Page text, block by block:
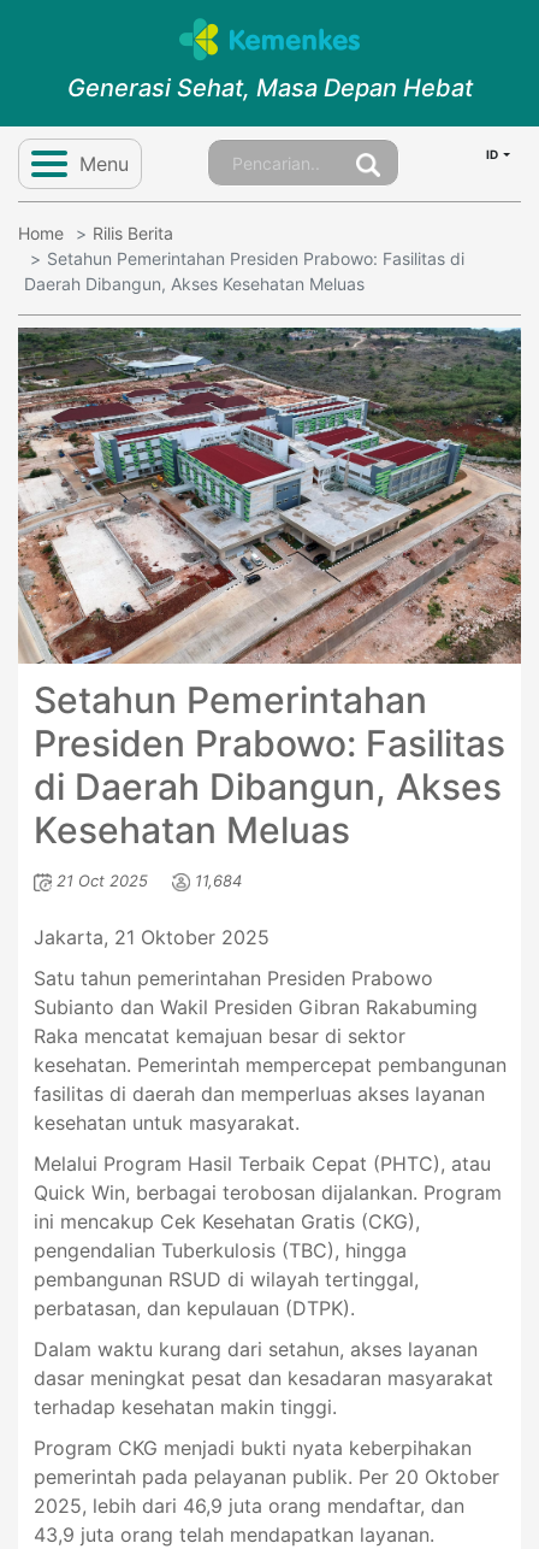
Generasi Sehat, Masa Depan Hebat
Menu ID
Home
Rilis Berita
Setahun Pemerintahan Presiden Prabowo: Fasilitas di
Daerah Dibangun, Akses Kesehatan Meluas
Setahun Pemerintahan
Presiden Prabowo: Fasilitas
di Daerah Dibangun, Akses
Kesehatan Meluas
21 Oct 2025 11,684
Jakarta, 21 Oktober 2025
Satu tahun pemerintahan Presiden Prabowo
Subianto dan Wakil Presiden Gibran Rakabuming
Raka mencatat kemajuan besar di sektor
kesehatan. Pemerintah mempercepat pembangunan
fasilitas di daerah dan memperluas akses layanan
kesehatan untuk masyarakat.
Melalui Program Hasil Terbaik Cepat (PHTC), atau
Quick Win, berbagai terobosan dijalankan. Program
ini mencakup Cek Kesehatan Gratis (CKG),
pengendalian Tuberkulosis (TBC), hingga
pembangunan RSUD di wilayah tertinggal,
perbatasan, dan kepulauan (DTPK).
Dalam waktu kurang dari setahun, akses layanan
dasar meningkat pesat dan kesadaran masyarakat
terhadap kesehatan makin tinggi.
Program CKG menjadi bukti nyata keberpihakan
pemerintah pada pelayanan publik. Per 20 Oktober
2025, lebih dari 46,9 juta orang mendaftar, dan
43,9 juta orang telah mendapatkan layanan.